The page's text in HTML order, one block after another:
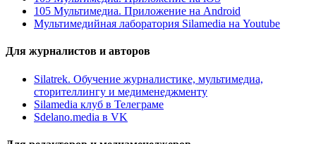
105 Мультимедиа. Приложение на Android
Мультимедийная лаборатория Silamedia на Youtube
Для журналистов и авторов
Silatrek. Обучение журналистике, мультимедиа,
сторителлингу и медименеджменту
Silamedia клуб в Телеграме
Sdelano.media в VK